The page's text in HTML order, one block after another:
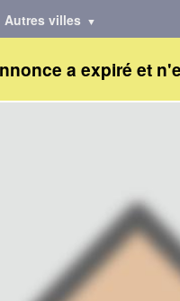
Autres villes
a expiré et